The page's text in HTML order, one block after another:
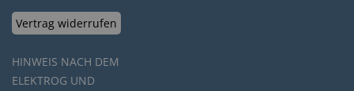
Vertrag widerrufen
HINWEIS NACH DEM
ELEKTROG UND